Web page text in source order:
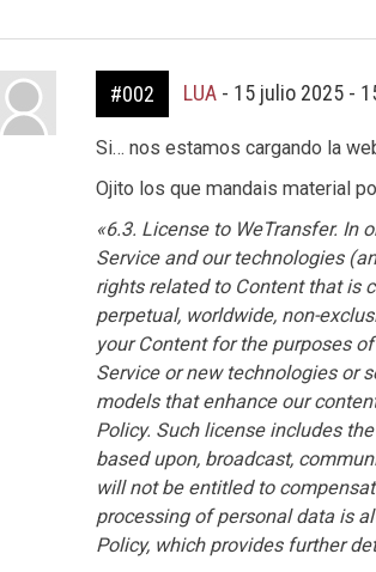
#002 LUA- 15 julio 2025 -
Si… nos estamos cargando la
Ojito los que mandais material
«6.3. License to WeTransfer. In
Service and our technologies
rights related to Content that is
perpetual, worldwide, non-
your Content for the purposes
Service or new technologies or
models that enhance our
Policy. Such license includes
based upon, broadcast,
will not be entitled to
processing of personal data is
Policy, which provides further